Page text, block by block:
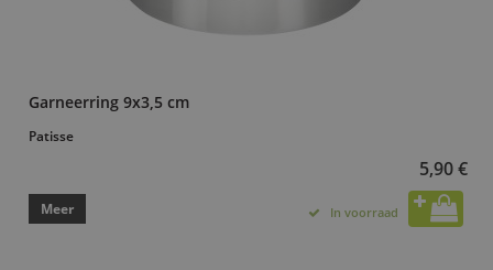
Garneerring 9x3,5 cm
Patisse
5,90 €
Meer In voorraad